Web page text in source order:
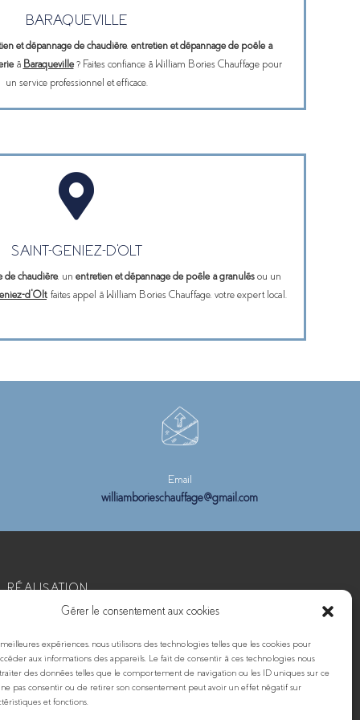
Gérer le consentement aux cookies
expériences, nous utilisons des technologies telles que les cookies pour
aux informations des appareils. Le fait de consentir à ces technologies nous
des données telles que le comportement de navigation ou les ID uniques sur ce
pas consentir ou de retirer son consentement peut avoir un effet négatif sur
et fonctions.
BARAQUEVILLE
et dépannage de chaudière,entretien et dépannage de poêle à
à Baraqueville? Faites confiance à William Bories Chauffage pour
un service professionnel et efficace.

SAINT-GENIEZ-D'OLT
de chaudière, unentretien et dépannage de poêle à granulés ou un
d’Olt, faites appel à William Bories Chauffage, votre expert local.
Email
williamborieschauffage@gmail.com
RÉALISATION